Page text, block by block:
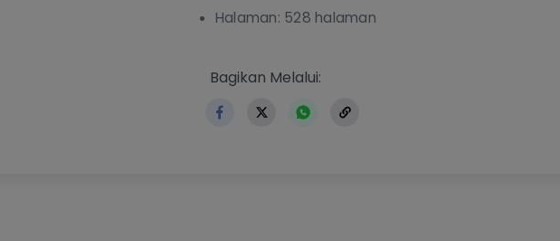
Halaman: 528 halaman
https://www.erlangga.co.id/index.php/buku-
Bagikan Melalui: